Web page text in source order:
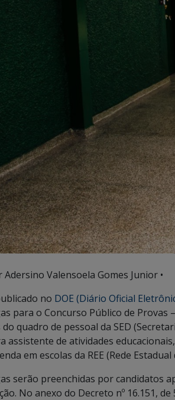
Adersino Valensoela Gomes Junior •
no DOE (Diário Oficial
para o Concurso Público de Provas
quadro de pessoal da SED
assistente de atividades
em escolas da REE (Rede Estadual
serão preenchidas por candidatos
No anexo do Decreto nº 16.151,